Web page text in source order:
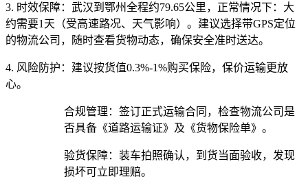
3. 时效保障： 武汉到鄂州全程约79.65公里，正常情况下：大
约需要1天（受高速路况、天气影响）。建议选择带GPS定位
的物流公司，随时查看货物动态，确保安全准时送达。
4. 风险防护： 建议按货值0.3%-1%购买保险，保价运输更放
心。
合规管理：签订正式运输合同，检查物流公司是
否具备《道路运输证》及《货物保险单》。
验货保障：装车拍照确认，到货当面验收，发现
损坏可立即理赔。